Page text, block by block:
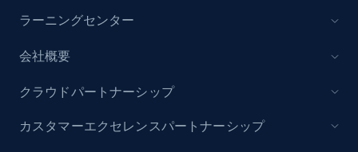
ラーニングセンター
会社概要
クラウドパートナーシップ
カスタマーエクセレンスパートナーシップ